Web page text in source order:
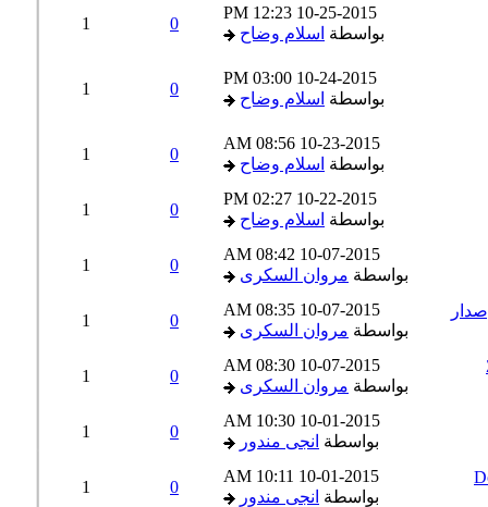
10-25-2015
12:23 PM
بواسطةاسلام وضاح
10-24-2015
03:00 PM
بواسطةاسلام وضاح
10-23-2015
08:56 AM
بواسطةاسلام وضاح
10-22-2015
02:27 PM
بواسطةاسلام وضاح
10-07-2015
08:42 AM
بواسطةمروان السكرى
10-07-2015
08:35 AM
بواسطةمروان السكرى
10-07-2015
08:30 AM
بواسطةمروان السكرى
10-01-2015
10:30 AM
بواسطةانجى مندور
10-01-2015
10:11 AM
بواسطةانجى مندور